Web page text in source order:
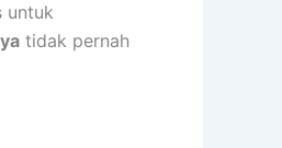
untuk
tidak pernah